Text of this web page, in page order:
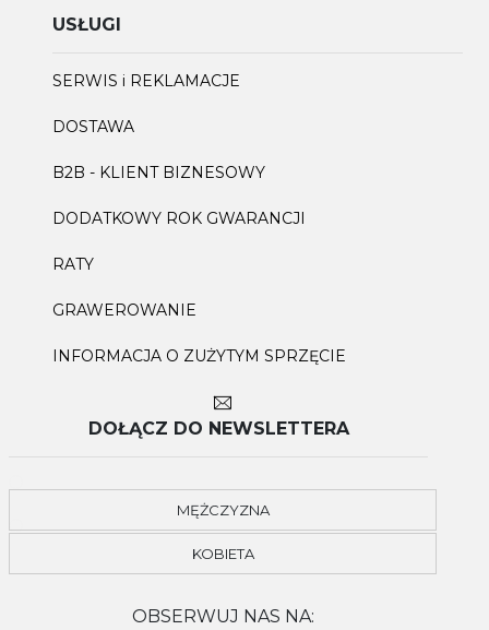
USŁUGI
SERWIS i REKLAMACJE
DOSTAWA
B2B - KLIENT BIZNESOWY
DODATKOWY ROK GWARANCJI
RATY
GRAWEROWANIE
INFORMACJA O ZUŻYTYM SPRZĘCIE
DOŁĄCZ DO NEWSLETTERA
MĘŻCZYZNA
KOBIETA
OBSERWUJ NAS NA: